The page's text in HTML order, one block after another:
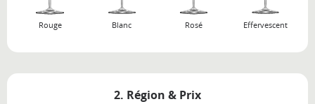
Rouge Blanc Rosé Effervescent
2. Région & Prix